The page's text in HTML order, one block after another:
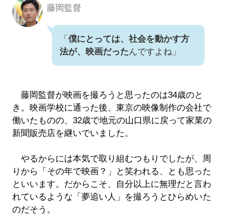
藤岡監督
「 僕にとっては、社会を動かす方
法が、映画だったんですよね」
藤岡監督が映画を撮ろうと思ったのは34歳のと
き。映画学校に通った後、東京の映像制作の会社で
働いたものの、32歳で地元の山口県に戻って家業の
新聞販売店を継いでいました。
やるからには本気で取り組むつもりでしたが、周
りから「その年で映画？」と笑われる、とも思った
といいます。だからこそ、自分以上に無理だと言わ
れているような「夢追い人」を撮ろうとひらめいた
のだそう。